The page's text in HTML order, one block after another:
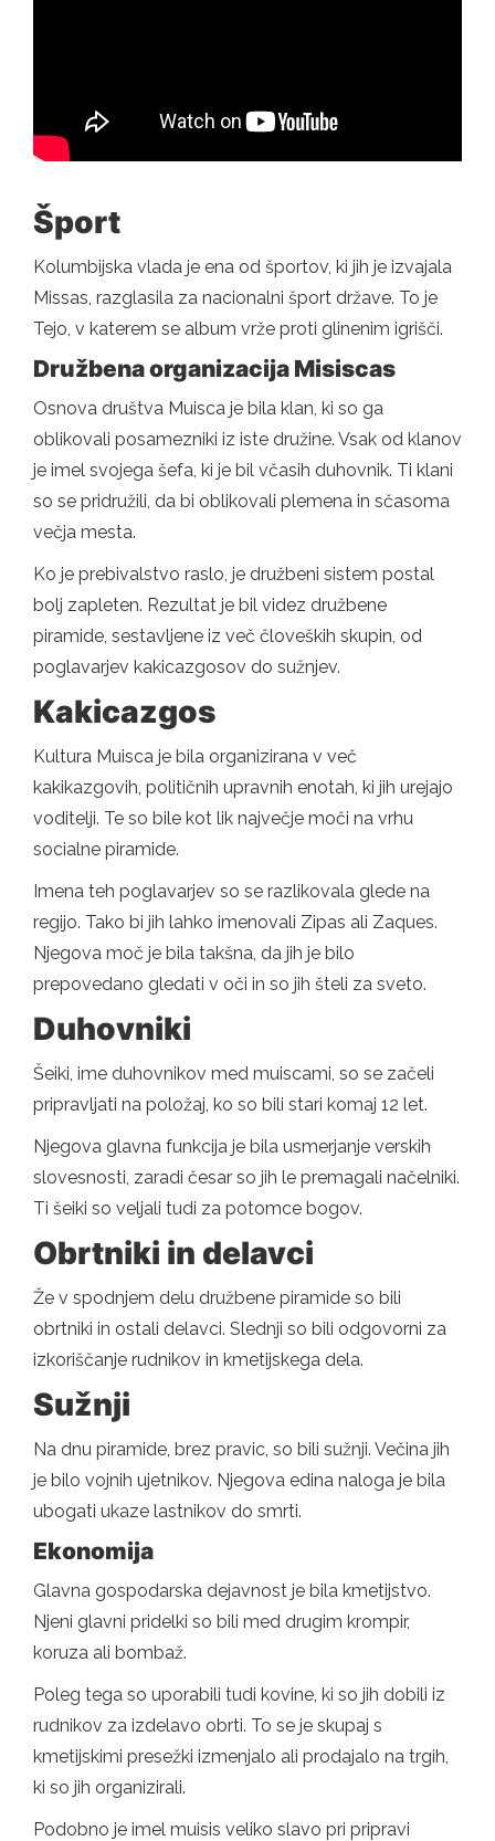
Šport
Kolumbijska vlada je ena od športov, ki jih je izvajala
Missas, razglasila za nacionalni šport države. To je
Tejo, v katerem se album vrže proti glinenim igrišči.
Družbena organizacija Misiscas
Osnova društva Muisca je bila klan, ki so ga
oblikovali posamezniki iz iste družine. Vsak od klanov
je imel svojega šefa, ki je bil včasih duhovnik. Ti klani
so se pridružili, da bi oblikovali plemena in sčasoma
večja mesta.
Ko je prebivalstvo raslo, je družbeni sistem postal
bolj zapleten. Rezultat je bil videz družbene
piramide, sestavljene iz več človeških skupin, od
poglavarjev kakicazgosov do sužnjev.
Kakicazgos
Kultura Muisca je bila organizirana v več
kakikazgovih, političnih upravnih enotah, ki jih urejajo
voditelji. Te so bile kot lik največje moči na vrhu
socialne piramide.
Imena teh poglavarjev so se razlikovala glede na
regijo. Tako bi jih lahko imenovali Zipas ali Zaques.
Njegova moč je bila takšna, da jih je bilo
prepovedano gledati v oči in so jih šteli za sveto.
Duhovniki
Šeiki, ime duhovnikov med muiscami, so se začeli
pripravljati na položaj, ko so bili stari komaj 12 let.
Njegova glavna funkcija je bila usmerjanje verskih
slovesnosti, zaradi česar so jih le premagali načelniki.
Ti šeiki so veljali tudi za potomce bogov.
Obrtniki in delavci
Že v spodnjem delu družbene piramide so bili
obrtniki in ostali delavci. Slednji so bili odgovorni za
izkoriščanje rudnikov in kmetijskega dela.
Sužnji
Na dnu piramide, brez pravic, so bili sužnji. Večina jih
je bilo vojnih ujetnikov. Njegova edina naloga je bila
ubogati ukaze lastnikov do smrti.
Ekonomija
Glavna gospodarska dejavnost je bila kmetijstvo.
Njeni glavni pridelki so bili med drugim krompir,
koruza ali bombaž.
Poleg tega so uporabili tudi kovine, ki so jih dobili iz
rudnikov za izdelavo obrti. To se je skupaj s
kmetijskimi presežki izmenjalo ali prodajalo na trgih,
ki so jih organizirali.
Podobno je imel muisis veliko slavo pri pripravi